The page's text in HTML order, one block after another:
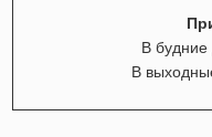
В
В